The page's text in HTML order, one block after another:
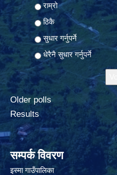
राम्रो
ठिकै
सुधार गर्नुपर्ने
धेरैनै सुधार गर्नुपर्ने
Older polls
Results
सम्पर्क विवरण
इस्मा गाउँपालिका